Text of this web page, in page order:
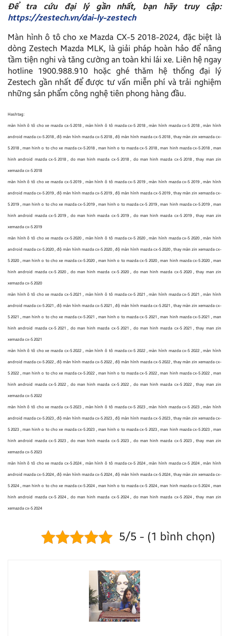
Để tra cứu đại lý gần nhất, bạn hãy truy cập:
https://zestech.vn/dai-ly-zestech
Màn hình ô tô cho xe Mazda CX-5 2018-2024, đặc biệt là
dòng Zestech Mazda MLK, là giải pháp hoàn hảo để nâng
tầm tiện nghi và tăng cường an toàn khi lái xe. Liên hệ ngay
hotline 1900.988.910 hoặc ghé thăm hệ thống đại lý
Zestech gần nhất để được tư vấn miễn phí và trải nghiệm
những sản phẩm công nghệ tiên phong hàng đầu.
Hashtag:
màn hình ô tô cho xe mazda cx-5 2018 , màn hình ô tô mazda cx-5 2018 , màn hình mazda cx-5 2018 , màn hình
android mazda cx-5 2018 , độ màn hình mazda cx-5 2018 , độ màn hình mazda cx-5 2018 , thay màn zin xemazda cx-
5 2018 , man hinh o to cho xe mazda cx-5 2018 , man hinh o to mazda cx-5 2018 , man hinh mazda cx-5 2018 , man
hinh android mazda cx-5 2018 , do man hinh mazda cx-5 2018 , do man hinh mazda cx-5 2018 , thay man zin
xemazda cx-5 2018
màn hình ô tô cho xe mazda cx-5 2019 , màn hình ô tô mazda cx-5 2019 , màn hình mazda cx-5 2019 , màn hình
android mazda cx-5 2019 , độ màn hình mazda cx-5 2019 , độ màn hình mazda cx-5 2019 , thay màn zin xemazda cx-
5 2019 , man hinh o to cho xe mazda cx-5 2019 , man hinh o to mazda cx-5 2019 , man hinh mazda cx-5 2019 , man
hinh android mazda cx-5 2019 , do man hinh mazda cx-5 2019 , do man hinh mazda cx-5 2019 , thay man zin
xemazda cx-5 2019
màn hình ô tô cho xe mazda cx-5 2020 , màn hình ô tô mazda cx-5 2020 , màn hình mazda cx-5 2020 , màn hình
android mazda cx-5 2020 , độ màn hình mazda cx-5 2020 , độ màn hình mazda cx-5 2020 , thay màn zin xemazda cx-
5 2020 , man hinh o to cho xe mazda cx-5 2020 , man hinh o to mazda cx-5 2020 , man hinh mazda cx-5 2020 , man
hinh android mazda cx-5 2020 , do man hinh mazda cx-5 2020 , do man hinh mazda cx-5 2020 , thay man zin
xemazda cx-5 2020
màn hình ô tô cho xe mazda cx-5 2021 , màn hình ô tô mazda cx-5 2021 , màn hình mazda cx-5 2021 , màn hình
android mazda cx-5 2021 , độ màn hình mazda cx-5 2021 , độ màn hình mazda cx-5 2021 , thay màn zin xemazda cx-
5 2021 , man hinh o to cho xe mazda cx-5 2021 , man hinh o to mazda cx-5 2021 , man hinh mazda cx-5 2021 , man
hinh android mazda cx-5 2021 , do man hinh mazda cx-5 2021 , do man hinh mazda cx-5 2021 , thay man zin
xemazda cx-5 2021
màn hình ô tô cho xe mazda cx-5 2022 , màn hình ô tô mazda cx-5 2022 , màn hình mazda cx-5 2022 , màn hình
android mazda cx-5 2022 , độ màn hình mazda cx-5 2022 , độ màn hình mazda cx-5 2022 , thay màn zin xemazda cx-
5 2022 , man hinh o to cho xe mazda cx-5 2022 , man hinh o to mazda cx-5 2022 , man hinh mazda cx-5 2022 , man
hinh android mazda cx-5 2022 , do man hinh mazda cx-5 2022 , do man hinh mazda cx-5 2022 , thay man zin
xemazda cx-5 2022
màn hình ô tô cho xe mazda cx-5 2023 , màn hình ô tô mazda cx-5 2023 , màn hình mazda cx-5 2023 , màn hình
android mazda cx-5 2023 , độ màn hình mazda cx-5 2023 , độ màn hình mazda cx-5 2023 , thay màn zin xemazda cx-
5 2023 , man hinh o to cho xe mazda cx-5 2023 , man hinh o to mazda cx-5 2023 , man hinh mazda cx-5 2023 , man
hinh android mazda cx-5 2023 , do man hinh mazda cx-5 2023 , do man hinh mazda cx-5 2023 , thay man zin
xemazda cx-5 2023
màn hình ô tô cho xe mazda cx-5 2024 , màn hình ô tô mazda cx-5 2024 , màn hình mazda cx-5 2024 , màn hình
android mazda cx-5 2024 , độ màn hình mazda cx-5 2024 , độ màn hình mazda cx-5 2024 , thay màn zin xemazda cx-
5 2024 , man hinh o to cho xe mazda cx-5 2024 , man hinh o to mazda cx-5 2024 , man hinh mazda cx-5 2024 , man
hinh android mazda cx-5 2024 , do man hinh mazda cx-5 2024 , do man hinh mazda cx-5 2024 , thay man zin
xemazda cx-5 2024
5/5 - (1 bình chọn)